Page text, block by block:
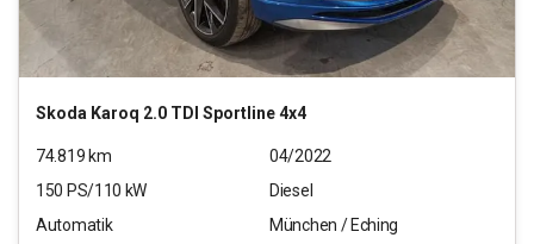
Skoda Karoq 2.0 TDI Sportline 4x4
74.819 km
04/2022
150 PS/110 kW
Diesel
Automatik
München / Eching